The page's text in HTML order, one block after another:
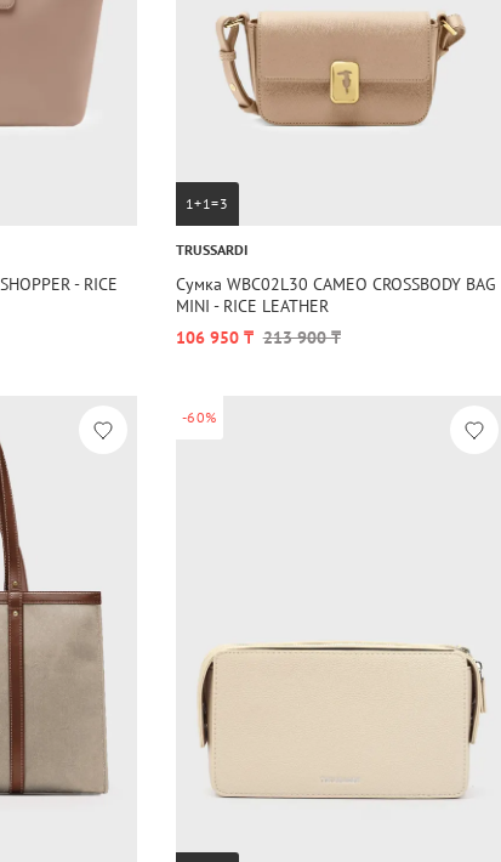
- RICE
1+1=3
TRUSSARDI
Сумка WBC02L30 CAMEO CROSSBODY BAG
MINI - RICE LEATHER
106 950 ₸ 213 900 ₸
-60%